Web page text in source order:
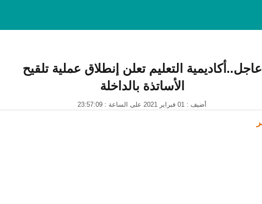
عاجل..أكاديمية التعليم تعلن إنطلاق عملية تلقيح
الأساتذة بالداخلة
أضيف : 01 فبراير 2021 على الساعة : 23:57:09